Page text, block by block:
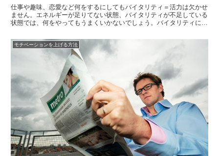
仕事や趣味、恋愛など何をするにしてもバイタリティ＝活力は欠かせ
ません。エネルギーが足りてない状態、バイタリティが不足している
状態では、何をやってもうまくいかないでしょう。バイタリティに
を先に高めれば良いと思いますか？・・・答えは肉体のバイタリティ
です。大好き...
モチベーションを上げる方法